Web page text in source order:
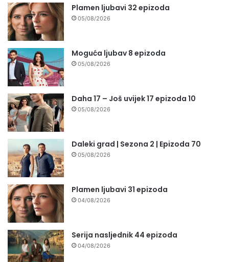
Plamen ljubavi 32 epizoda
05/08/2026
Moguća ljubav 8 epizoda
05/08/2026
Daha 17 – Još uvijek 17 epizoda 10
05/08/2026
Daleki grad | Sezona 2 | Epizoda 70
05/08/2026
Plamen ljubavi 31 epizoda
04/08/2026
Serija nasljednik 44 epizoda
04/08/2026